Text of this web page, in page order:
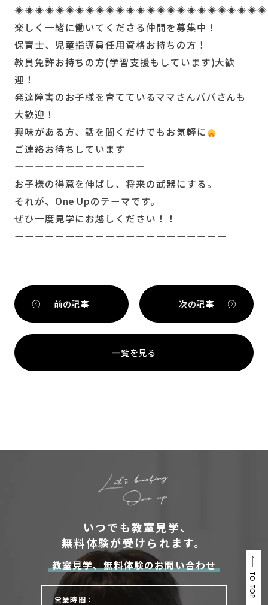
◈◈◈◈◈◈◈◈◈◈◈◈◈◈◈◈◈◈◈◈◈◈◈◈◈
楽しく一緒に働いてくださる仲間を募集中！
保育士、児童指導員任用資格お持ちの方！
教員免許お持ちの方(学習支援もしています)大歓
迎！
発達障害のお子様を育てているママさんパパさんも
大歓迎！
興味がある方、話を聞くだけでもお気軽に
ご連絡お待ちしています
ーーーーーーーーーーーーー
お子様の得意を伸ばし、将来の武器にする。
それが、One Upのテーマです。
ぜひ一度見学にお越しください！！
ーーーーーーーーーーーーーーーーーーーーー
前の記事
一覧を見る
次の記事
TO TOP
いつでも教室見学、
無料体験が受けられます。
教室見学、無料体験のお問い合わせ
営業時間：